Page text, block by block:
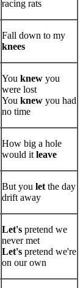
racing rats
Fall down to my
knees
You knew you
were lost
You knew you had
no time
How big a hole
would it leave
But you let the day
drift away
Let's pretend we
never met
Let's pretend we're
on our own